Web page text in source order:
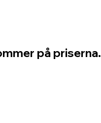
på priserna.